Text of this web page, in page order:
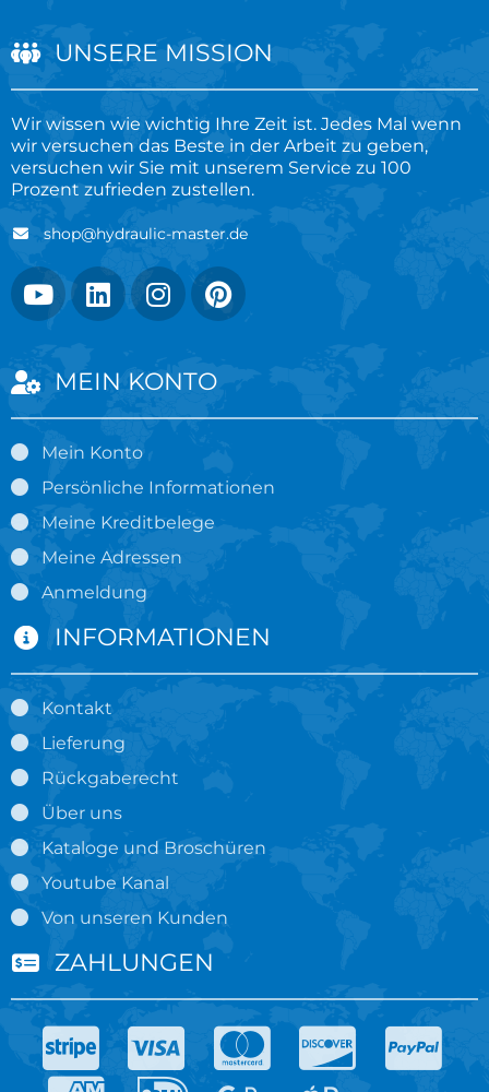
UNSERE MISSION
Wir wissen wie wichtig Ihre Zeit ist. Jedes Mal wenn
wir versuchen das Beste in der Arbeit zu geben,
versuchen wir Sie mit unserem Service zu 100
Prozent zufrieden zustellen.
shop@hydraulic-master.de
MEIN KONTO
Mein Konto
Persönliche Informationen
Meine Kreditbelege
Meine Adressen
Anmeldung
INFORMATIONEN
Kontakt
Lieferung
Rückgaberecht
Über uns
Kataloge und Broschüren
Youtube Kanal
Von unseren Kunden
ZAHLUNGEN